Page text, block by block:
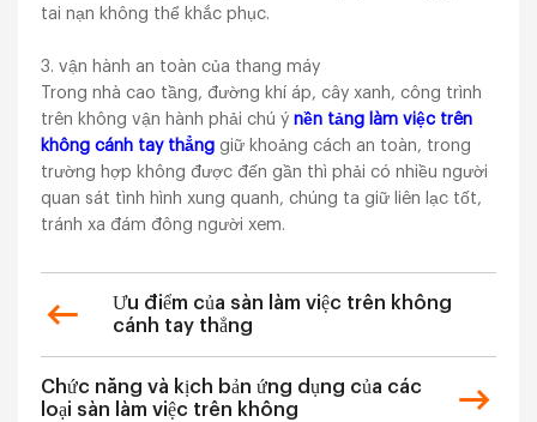
tai nạn không thể khắc phục.
3. vận hành an toàn của thang máy
Trong nhà cao tầng, đường khí áp, cây xanh, công trình
trên không vận hành phải chú ýnền tảng làm việc trên
không cánh tay thẳng giữ khoảng cách an toàn, trong
trường hợp không được đến gần thì phải có nhiều người
quan sát tình hình xung quanh, chúng ta giữ liên lạc tốt,
tránh xa đám đông người xem.
Ưu điểm của sàn làm việc trên không
cánh tay thẳng
Chức năng và kịch bản ứng dụng của các
loại sàn làm việc trên không